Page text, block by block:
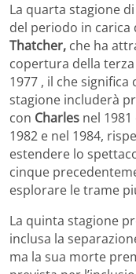
La quarta stagione
del periodo in carica
Thatcher, che ha
copertura della
1977 , il che
stagione includerà
con Charles nel
1982 e nel 1984,
estendere lo
cinque
esplorare le trame
La quinta stagione
inclusa la
ma la sua morte